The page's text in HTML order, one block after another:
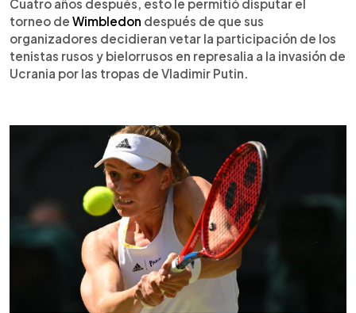
Cuatro años después, esto le permitió disputar el
torneo de Wimbledon después de que sus
organizadores decidieran vetar la participación de los
tenistas rusos y bielorrusos en represalia a la invasión de
Ucrania por las tropas de Vladimir Putin.